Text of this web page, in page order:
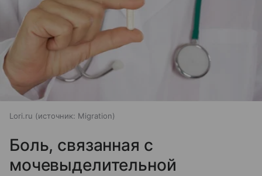
Lori.ru источник: Migration
Боль, связанная с
мочевыделительной